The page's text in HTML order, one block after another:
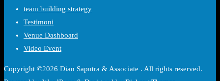
team building strategy
Testimoni
Venue Dashboard
Video Event
Copyright ©2026 Dian Saputra & Associate . All rights reserved.